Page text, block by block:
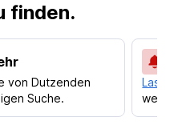
finden.
von Dutzenden
Suche.
Lass